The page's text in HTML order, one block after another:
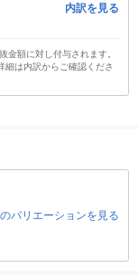
内訳を見る
金額に対し付与されます。
細は内訳からご確認くださ
バリエーションを見る